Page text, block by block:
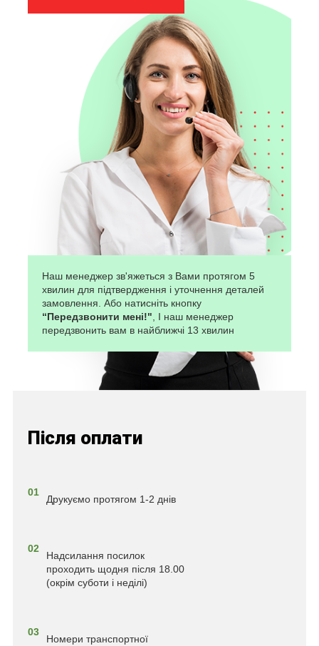
Наш менеджер зв'яжеться з Вами протягом 5
хвилин для підтвердження і уточнення деталей
замовлення. Або натисніть кнопку
“Передзвонити мені!", І наш менеджер
передзвонить вам в найближчі 13 хвилин
Після оплати
01
Друкуємо протягом 1-2 днів
02
Надсилання посилок
проходить щодня після 18.00
(окрім суботи і неділі)
03
Номери транспортної